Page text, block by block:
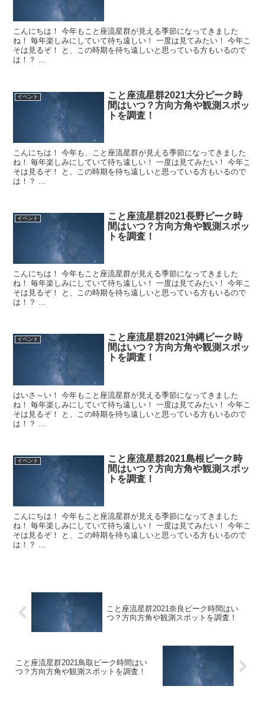
こんにちは！ 今年もこと座流星群が見える季節になってきました
ね！ 毎年楽しみにしていて待ち遠しい！ 一度は見てみたい！ 今年こ
そは見るぞ！ と、この時期を待ち遠しいと思っている方もいるので
は！？ ...
イベント
こと座流星群2021大分ピーク時
間はいつ？方向方角や観測スポッ
トを調査！
こんにちは！ 今年も、こと座流星群が見える季節になってきました
ね！ 毎年楽しみにしていて待ち遠しい！ 一度は見てみたい！ 今年こ
そは見るぞ！ と、この時期を待ち遠しいと思っている方もいるので
は！？ ...
イベント
こと座流星群2021長野ピーク時
間はいつ？方向方角や観測スポッ
トを調査！
こんにちは！ 今年もこと座流星群が見える季節になってきました
ね！ 毎年楽しみにしていて待ち遠しい！ 一度は見てみたい！ 今年こ
そは見るぞ！ と、この時期を待ち遠しいと思っている方もいるので
は！？ ...
イベント
こと座流星群2021沖縄ピーク時
間はいつ？方向方角や観測スポッ
トを調査！
はいさ～い！ 今年もこと座流星群が見える季節になってきました
ね！ 毎年楽しみにしていて待ち遠しい！ 一度は見てみたい！ 今年こ
そは見るぞ！ と、この時期を待ち遠しいと思っている方もいるので
は！？ ...
イベント
こと座流星群2021島根ピーク時
間はいつ？方向方角や観測スポッ
トを調査！
こんにちは！ 今年もこと座流星群が見える季節になってきました
ね！ 毎年楽しみにしていて待ち遠しい！ 一度は見てみたい！ 今年こ
そは見るぞ！ と、この時期を待ち遠しいと思っている方もいるので
は！？ ...
こと座流星群2021奈良ピーク時間はい
つ？方向方角や観測スポットを調査！
こと座流星群2021鳥取ピーク時間はい
つ？方向方角や観測スポットを調査！